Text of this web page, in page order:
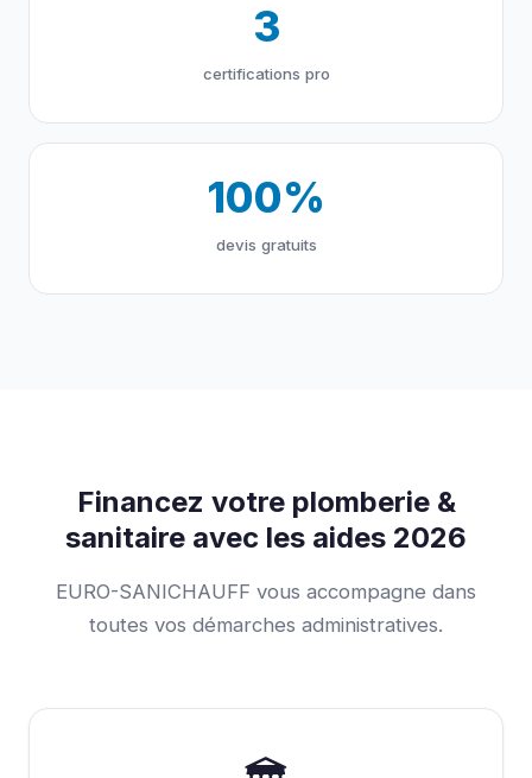
3
certifications pro
100%
devis gratuits
Financez votre plomberie &
sanitaire avec les aides 2026
EURO-SANICHAUFF vous accompagne dans
toutes vos démarches administratives.